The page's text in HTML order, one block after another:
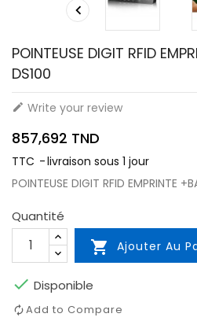

POINTEUSE DIGIT RFID
DS100
 Write your review
857,692 TND
TTC
livraison sous 1 jour
POINTEUSE DIGIT RFID EMPRINTE
Quantité
 Ajouter Au
 Disponible
Add to Compare